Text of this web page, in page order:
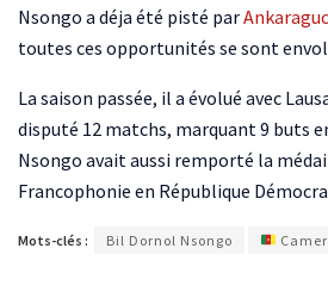
Nsongo a déja été pisté par
toutes ces opportunités se sont
La saison passée, il a évolué avec
disputé 12 matchs, marquant 9 buts
Nsongo avait aussi remporté la
Francophonie en République
Mots-clés : Bil Dornol Nsongo